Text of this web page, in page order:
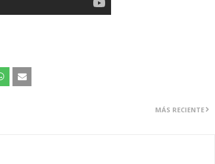
MÁS RECIENTE